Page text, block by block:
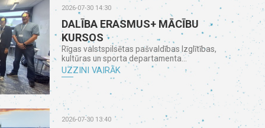
2026-07-30 14:30
DALĪBA ERASMUS+ MĀCĪBU
KURSOS
Rīgas valstspilsētas pašvaldības Izglītības,
kultūras un sporta departamenta...
UZZINI VAIRĀK
2026-07-30 13:40